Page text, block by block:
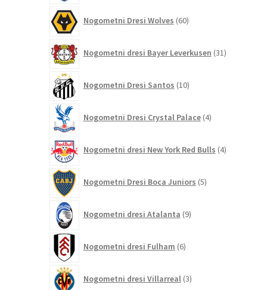
Nogometni Dresi Wolves 60izdelkov
Nogometni dresi Bayer Leverkusen 31izdelkov
Nogometni Dresi Santos 10izdelkov
Nogometni Dresi Crystal Palace 4izdelki
Nogometni dresi New York Red Bulls 4izdelki
Nogometni Dresi Boca Juniors 5izdelkov
Nogometni dresi Atalanta 9izdelkov
Nogometni dresi Fulham 6izdelkov
Nogometni dresi Villarreal 3izdelki